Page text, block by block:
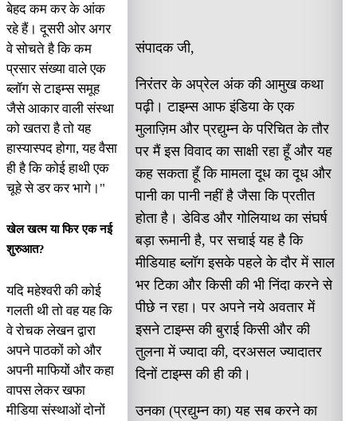
संपादक जी,
निरंतर के अप्रेल अंक की आमुख कथा
पढ़ी। टाइम्स आफ इंडिया के एक
मुलाज़िम और प्रद्युम्न के परिचित के तौर
पर मैं इस विवाद का साक्षी रहा हूँ और यह
कह सकता हूँ कि मामला दूध का दूध और
पानी का पानी नहीं है जैसा कि प्रतीत
होता है। डेविड और गोलियाथ का संघर्ष
बड़ा रूमानी है, पर सचाई यह है कि
मीडियाह ब्लॉग इसके पहले के दौर में साल
भर टिका और किसी की भी निंदा करने से
पीछे न रहा। पर अपने नये अवतार में
इसने टाइम्स की बुराई किसी और की
तुलना में ज्यादा की, दरअसल ज्यादातर
दिनों टाइम्स की ही की।
उनका (प्रद्युम्न का) यह सब करने का
बेहद कम कर के आंक
रहे हैं। दूसरी ओर अगर
वे सोचते है कि कम
प्रसार संख्या वाले एक
ब्लॉग से टाइम्स समूह
जैसे आकार वाली संस्था
को खतरा है तो यह
हास्यास्पद होगा, यह वैसा
ही है कि कोई हाथी एक
चूहे से डर कर भागे।"
खेल खत्म या फिर एक नई
शुरुआत?
यदि महेश्वरी की कोई
गलती थी तो वह यह कि
वे रोचक लेखन द्वारा
अपने पाठकों को और
अपनी माफियों और कहा
वापस लेकर खफा
मीडिया संस्थाओं दोनों